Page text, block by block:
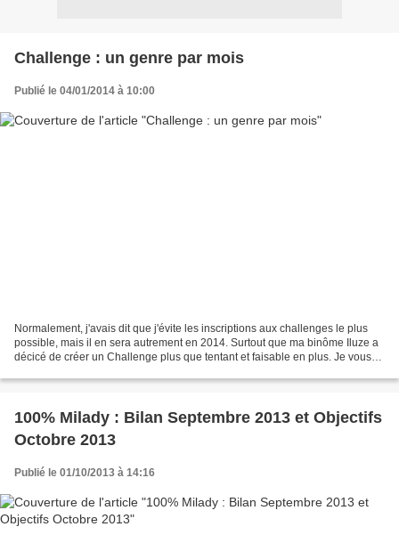
Challenge : un genre par mois
Publié le 04/01/2014 à 10:00
Normalement, j'avais dit que j'évite les inscriptions aux challenges le plus
possible, mais il en sera autrement en 2014. Surtout que ma binôme Iluze a
décicé de créer un Challenge plus que tentant et faisable en plus. Je vous
100% Milady : Bilan Septembre 2013 et Objectifs
Octobre 2013
Publié le 01/10/2013 à 14:16